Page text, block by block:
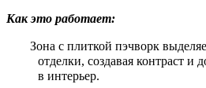
Как это работает:
Зона с плиткой пэчворк
отделки, создавая контраст и
в интерьер.